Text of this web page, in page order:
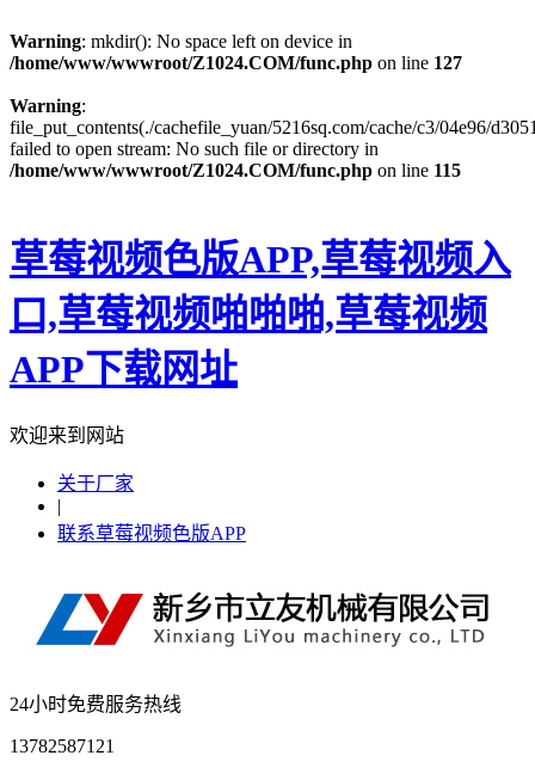
Warning: mkdir(): No space left on device in
/home/www/wwwroot/Z1024.COM/func.php on line 127
Warning:
file_put_contents(./cachefile_yuan/5216sq.com/cache/c3/04e96/
failed to open stream: No such file or directory in
/home/www/wwwroot/Z1024.COM/func.php on line 115
草莓视频色版APP,草莓视频入
口,草莓视频啪啪啪,草莓视频
APP下载网址
欢迎来到网站
关于厂家
|
联系草莓视频色版APP
24小时免费服务热线
13782587121